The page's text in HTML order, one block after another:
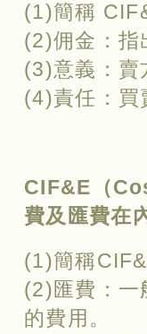
(1)簡稱
(2)佣金：指
(3)意義：賣
(4)責任：買
CIF&E（
費及匯費在
(1)簡稱
(2)匯費：一
的費用。